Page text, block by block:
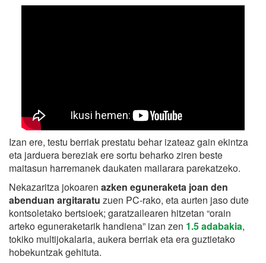
Izan ere, testu berriak prestatu behar izateaz gain ekintza
eta jarduera bereziak ere sortu beharko ziren beste
maitasun harremanek daukaten mailarara parekatzeko.
Nekazaritza jokoaren azken eguneraketa joan den
abenduan argitaratu zuen PC-rako, eta aurten jaso dute
kontsoletako bertsioek; garatzailearen hitzetan “orain
arteko eguneraketarik handiena” izan zen 1.5 adabakia,
tokiko multijokalaria, aukera berriak eta era guztietako
hobekuntzak gehituta.